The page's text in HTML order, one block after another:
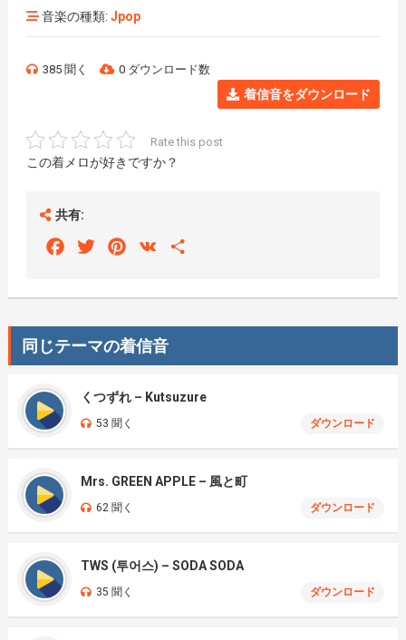
音楽の種類: Jpop
385 聞く 0 ダウンロード数
着信音をダウンロード
Rate this post
この着メロが好きですか？
共有:
FacebookTwitterPinterest
VK
同じテーマの着信音
くつずれ – Kutsuzure
53 聞く ダウンロード
Mrs. GREEN APPLE – 風と町
62 聞く ダウンロード
TWS (투어스) – SODA SODA
35 聞く ダウンロード